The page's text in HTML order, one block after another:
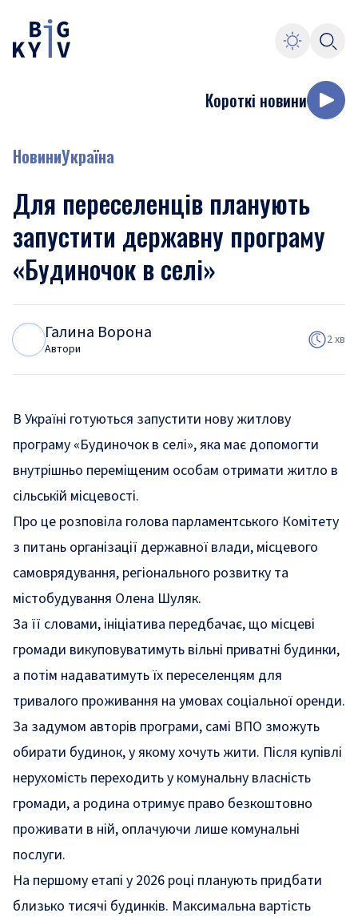
Короткі новини
НовиниУкраїна
Для переселенців планують
запустити державну програму
«Будиночок в селі»
Галина Ворона
Автори
2 хв
В Україні готуються запустити нову житлову
програму «Будиночок в селі», яка має допомогти
внутрішньо переміщеним особам отримати житло в
сільській місцевості.
Про це розповіла голова парламентського Комітету
з питань організації державної влади, місцевого
самоврядування, регіонального розвитку та
містобудування Олена Шуляк.
За її словами, ініціатива передбачає, що місцеві
громади викуповуватимуть вільні приватні будинки,
а потім надаватимуть їх переселенцям для
тривалого проживання на умовах соціальної оренди.
За задумом авторів програми, самі ВПО зможуть
обирати будинок, у якому хочуть жити. Після купівлі
нерухомість переходить у комунальну власність
громади, а родина отримує право безкоштовно
проживати в ній, оплачуючи лише комунальні
послуги.
На першому етапі у 2026 році планують придбати
близько тисячі будинків. Максимальна вартість